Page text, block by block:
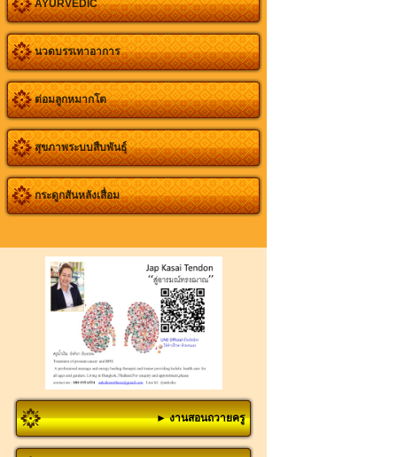
AYURVEDIC
นวดบรรเทาอาการ
ต่อมลูกหมากโต
สุขภาพระบบสืบพันธุ์
กระดูกสันหลังเสื่อม
► งานสอนถวายครู